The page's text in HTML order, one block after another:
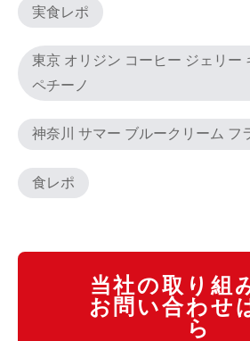
実食レポ
東京 オリジン コーヒー ジェリー
ペチーノ
神奈川 サマー ブルークリーム フ
食レポ
当社の取り組
お問い合わせ
ら